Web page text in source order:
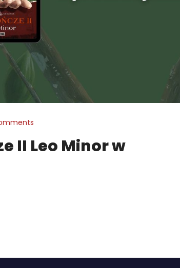
II Leo Minor w
“Psy Gończe II: Leo Minor” – kontynuację
Festiwalu Kryminalny Magiel). Poza zwykłą
Powieść Joanny Ufnalskiej ponownie
gdzie przed Jakubem Gajcerem i jego
trudne […]